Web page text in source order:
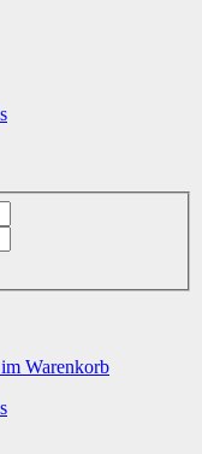
Warenkorb